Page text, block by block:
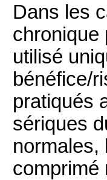
Dans les
chronique
utilisé
bénéfice/
pratiqués
sériques
normales,
comprimé